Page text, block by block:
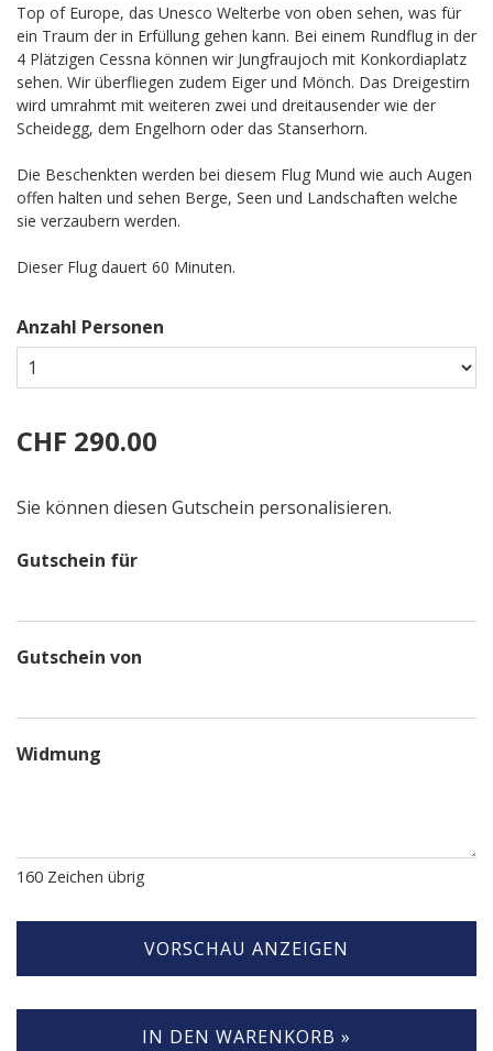
Top of Europe, das Unesco Welterbe von oben sehen, was für
ein Traum der in Erfüllung gehen kann. Bei einem Rundflug in der
4 Plätzigen Cessna können wir Jungfraujoch mit Konkordiaplatz
sehen. Wir überfliegen zudem Eiger und Mönch. Das Dreigestirn
wird umrahmt mit weiteren zwei und dreitausender wie der
Scheidegg, dem Engelhorn oder das Stanserhorn.
Die Beschenkten werden bei diesem Flug Mund wie auch Augen
offen halten und sehen Berge, Seen und Landschaften welche
sie verzaubern werden.
Dieser Flug dauert 60 Minuten.
Anzahl Personen
CHF 290.00
Sie können diesen Gutschein personalisieren.
Gutschein für
Gutschein von
Widmung
160 Zeichen übrig
VORSCHAU ANZEIGEN
IN DEN WARENKORB »